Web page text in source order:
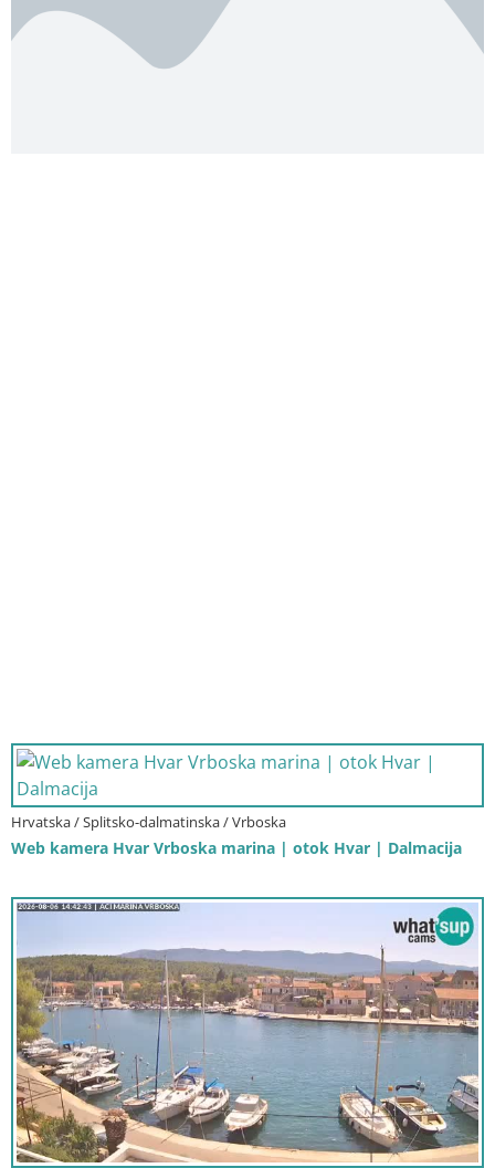
Hrvatska / Splitsko-dalmatinska / Vrboska
Web kamera Hvar Vrboska marina | otok Hvar | Dalmacija